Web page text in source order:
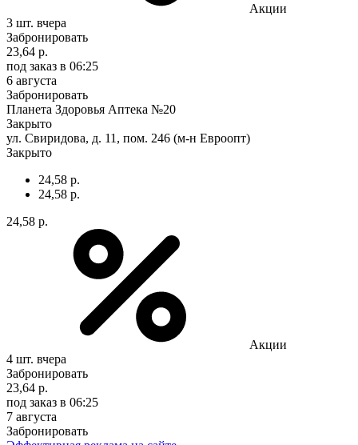
Акции
3 шт. вчера
Забронировать
23,64 р.
под заказ в 06:25
6 августа
Забронировать
Планета Здоровья Аптека №20
Закрыто
ул. Свиридова, д. 11, пом. 246 (м-н Евроопт)
Закрыто
24,58 р.
24,58 р.
24,58 р.
Акции
4 шт. вчера
Забронировать
23,64 р.
под заказ в 06:25
7 августа
Забронировать